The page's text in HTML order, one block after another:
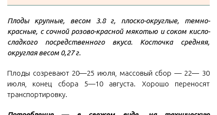
Плоды крупные, весом 3.8 г, плоско-округлые, темно-
красные, с сочной розово-красной мякотью и соком кисло-
сладкого посредственного вкуса. Косточка средняя,
округлая весом 0,27 г.
Плоды созревают 20—25 июля, массовый сбор — 22— 30
июля, конец сбора 5—10 августа. Хорошо переносят
транспортировку.